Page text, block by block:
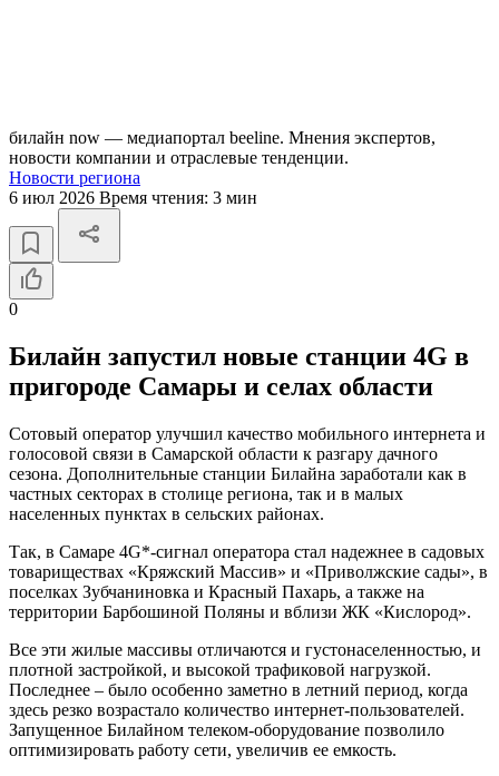
билайн now — медиапортал beeline. Мнения экспертов,
новости компании и отраслевые тенденции.
Новости региона
6 июл 2026 Время чтения: 3 мин
0
Билайн запустил новые станции 4G в
пригороде Самары и селах области
Сотовый оператор улучшил качество мобильного интернета и
голосовой связи в Самарской области к разгару дачного
сезона. Дополнительные станции Билайна заработали как в
частных секторах в столице региона, так и в малых
населенных пунктах в сельских районах.
Так, в Самаре 4G*-сигнал оператора стал надежнее в садовых
товариществах «Кряжский Массив» и «Приволжские сады», в
поселках Зубчаниновка и Красный Пахарь, а также на
территории Барбошиной Поляны и вблизи ЖК «Кислород».
Все эти жилые массивы отличаются и густонаселенностью, и
плотной застройкой, и высокой трафиковой нагрузкой.
Последнее – было особенно заметно в летний период, когда
здесь резко возрастало количество интернет-пользователей.
Запущенное Билайном телеком-оборудование позволило
оптимизировать работу сети, увеличив ее емкость.